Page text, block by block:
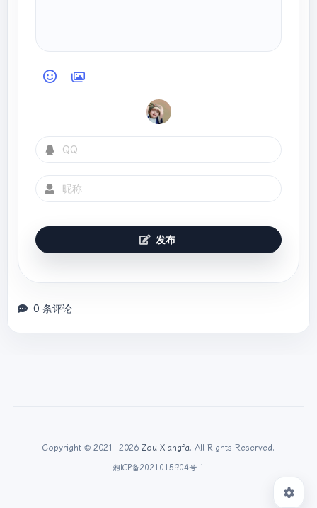
发布
0 条评论
Copyright © 2021- 2026 Zou Xiangfa. All Rights Reserved.
湘ICP备2021015904号-1